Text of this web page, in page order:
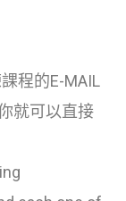
程的E-MAIL
就可以直接